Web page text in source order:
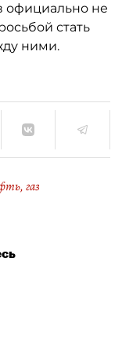
официально не
стать
ними.
газ